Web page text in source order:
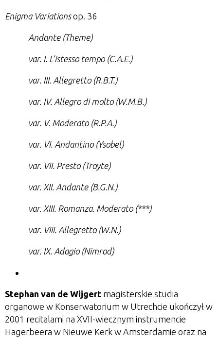
Enigma Variationsop. 36
Andante (Theme)
var. I. L'istesso tempo (C.A.E.)
var. III. Allegretto (R.B.T.)
var. IV. Allegro di molto (W.M.B.)
var. V. Moderato (R.P.A.)
var. VI. Andantino (Ysobel)
var. VII. Presto (Troyte)
var. XII. Andante (B.G.N.)
var. XIII. Romanza. Moderato (***)
var. VIII. Allegretto (W.N.)
var. IX. Adagio (Nimrod)
Stephan van de Wijgert magisterskie studia
organowe w Konserwatorium w Utrechcie ukończył w
2001 recitalami na XVII-wiecznym instrumencie
Hagerbeera w Nieuwe Kerk w Amsterdamie oraz na